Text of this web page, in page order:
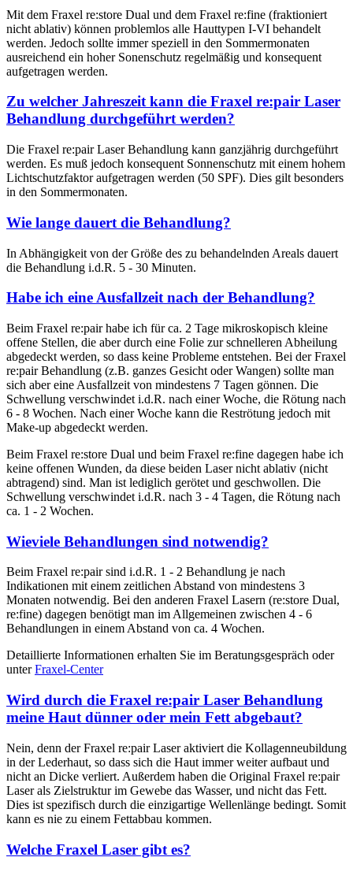
Mit dem Fraxel re:store Dual und dem Fraxel re:fine (fraktioniert
nicht ablativ) können problemlos alle Hauttypen I-VI behandelt
werden. Jedoch sollte immer speziell in den Sommermonaten
ausreichend ein hoher Sonenschutz regelmäßig und konsequent
aufgetragen werden.
Zu welcher Jahreszeit kann die Fraxel re:pair Laser
Behandlung durchgeführt werden?
Die Fraxel re:pair Laser Behandlung kann ganzjährig durchgeführt
werden. Es muß jedoch konsequent Sonnenschutz mit einem hohem
Lichtschutzfaktor aufgetragen werden (50 SPF). Dies gilt besonders
in den Sommermonaten.
Wie lange dauert die Behandlung?
In Abhängigkeit von der Größe des zu behandelnden Areals dauert
die Behandlung i.d.R. 5 - 30 Minuten.
Habe ich eine Ausfallzeit nach der Behandlung?
Beim Fraxel re:pair habe ich für ca. 2 Tage mikroskopisch kleine
offene Stellen, die aber durch eine Folie zur schnelleren Abheilung
abgedeckt werden, so dass keine Probleme entstehen. Bei der Fraxel
re:pair Behandlung (z.B. ganzes Gesicht oder Wangen) sollte man
sich aber eine Ausfallzeit von mindestens 7 Tagen gönnen. Die
Schwellung verschwindet i.d.R. nach einer Woche, die Rötung nach
6 - 8 Wochen. Nach einer Woche kann die Reströtung jedoch mit
Make-up abgedeckt werden.
Beim Fraxel re:store Dual und beim Fraxel re:fine dagegen habe ich
keine offenen Wunden, da diese beiden Laser nicht ablativ (nicht
abtragend) sind. Man ist lediglich gerötet und geschwollen. Die
Schwellung verschwindet i.d.R. nach 3 - 4 Tagen, die Rötung nach
ca. 1 - 2 Wochen.
Wieviele Behandlungen sind notwendig?
Beim Fraxel re:pair sind i.d.R. 1 - 2 Behandlung je nach
Indikationen mit einem zeitlichen Abstand von mindestens 3
Monaten notwendig. Bei den anderen Fraxel Lasern (re:store Dual,
re:fine) dagegen benötigt man im Allgemeinen zwischen 4 - 6
Behandlungen in einem Abstand von ca. 4 Wochen.
Detaillierte Informationen erhalten Sie im Beratungsgespräch oder
unterFraxel-Center
Wird durch die Fraxel re:pair Laser Behandlung
meine Haut dünner oder mein Fett abgebaut?
Nein, denn der Fraxel re:pair Laser aktiviert die Kollagenneubildung
in der Lederhaut, so dass sich die Haut immer weiter aufbaut und
nicht an Dicke verliert. Außerdem haben die Original Fraxel re:pair
Laser als Zielstruktur im Gewebe das Wasser, und nicht das Fett.
Dies ist spezifisch durch die einzigartige Wellenlänge bedingt. Somit
kann es nie zu einem Fettabbau kommen.
Welche Fraxel Laser gibt es?